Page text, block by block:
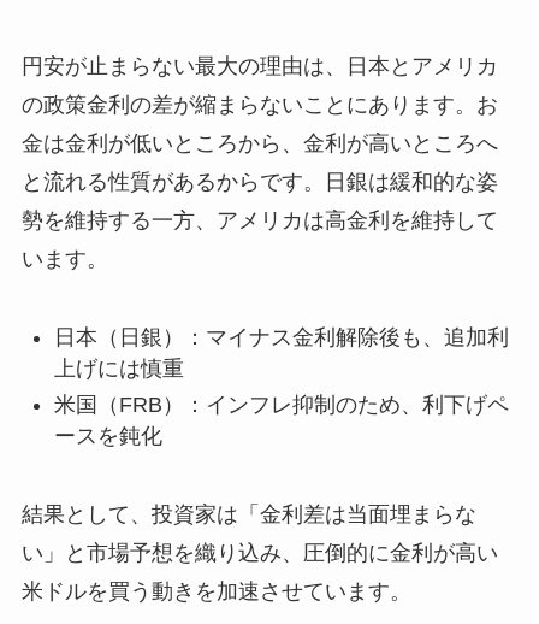
円安が止まらない最大の理由は、日本とアメリカ
の政策金利の差が縮まらないことにあります。お
金は金利が低いところから、金利が高いところへ
と流れる性質があるからです。日銀は緩和的な姿
勢を維持する一方、アメリカは高金利を維持して
います。
日本（日銀）：マイナス金利解除後も、追加利
上げには慎重
米国（FRB）：インフレ抑制のため、利下げペ
ースを鈍化
結果として、投資家は「金利差は当面埋まらな
い」と市場予想を織り込み、圧倒的に金利が高い
米ドルを買う動きを加速させています。